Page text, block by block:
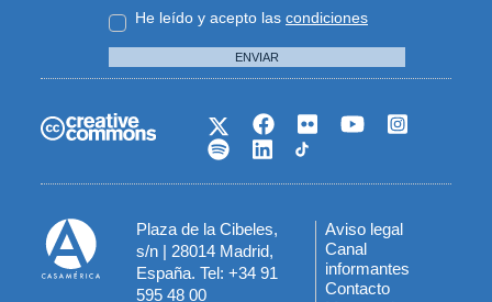
He leído y acepto las condiciones
ENVIAR
Plaza de la Cibeles,
s/n | 28014 Madrid,
España. Tel: +34 91
595 48 00
Menú
del
Aviso legal
Canal
informantes
Contacto